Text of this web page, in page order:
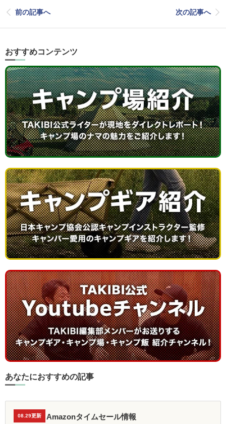
前の記事へ 次の記事へ
おすすめコンテンツ
あなたにおすすめの記事
08.29更新 Amazonタイムセール情報